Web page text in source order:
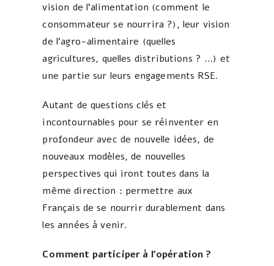
vision de l’alimentation (comment le
consommateur se nourrira ?), leur vision
de l’agro-alimentaire (quelles
agricultures, quelles distributions ? …) et
une partie sur leurs engagements RSE.
Autant de questions clés et
incontournables pour se réinventer en
profondeur avec de nouvelle idées, de
nouveaux modèles, de nouvelles
perspectives qui iront toutes dans la
même direction : permettre aux
Français de se nourrir durablement dans
les années à venir.
Comment participer à l’opération ?